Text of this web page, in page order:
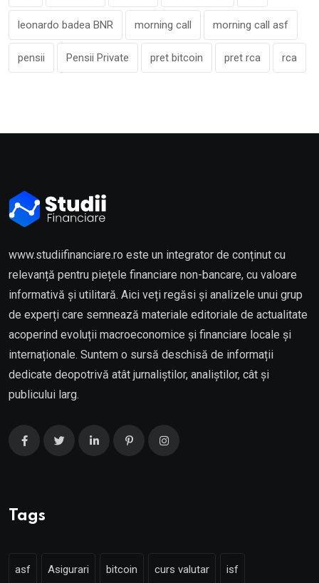
leonardo badea BNR morning call morning call asf
pensii Pensii Private pret bitcoin pret rca rca
www.studiifinanciare.ro este un integrator de conținut cu
relevanță pentru piețele financiare non-bancare, cu valoare
informativă și utilitară. Aici veți regăsi și analizele unui grup
de experți care semnează materiale editoriale de actualitate
acoperind evoluții macroeconomice și financiare locale și
internaționale. Suntem o sursă deschisă de informații
dedicate deopotrivă atât jurnaliștilor, analiștilor, cât și
publicului larg.
Tags
asf Asigurari bitcoin curs valutar isf